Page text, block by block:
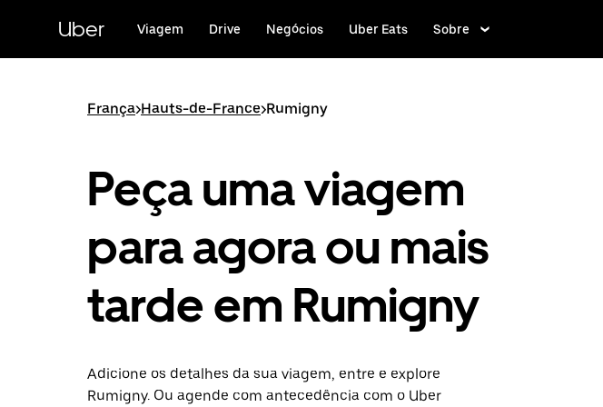
conteúdo
Uber Viagem Drive Negócios Uber Eats Sobre
França>Hauts-de-France>Rumigny
Peça uma viagem
para agora ou mais
tarde em Rumigny
Adicione os detalhes da sua viagem, entre e explore
Rumigny. Ou agende com antecedência com o Uber